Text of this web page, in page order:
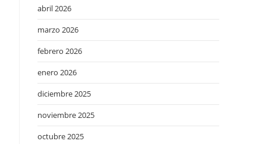
abril 2026
marzo 2026
febrero 2026
enero 2026
diciembre 2025
noviembre 2025
octubre 2025